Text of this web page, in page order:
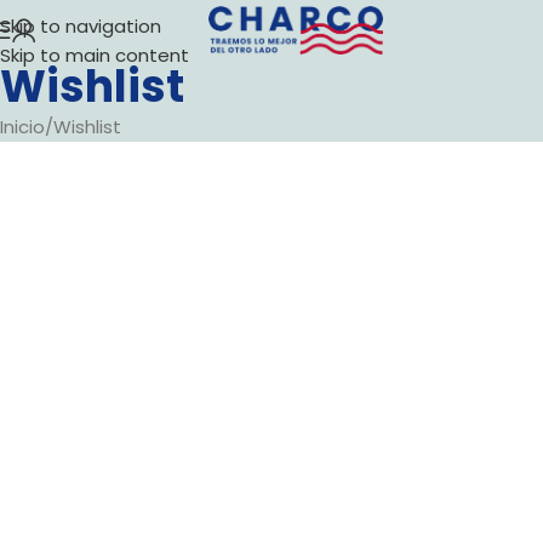
Skip to navigation
Skip to main content
Wishlist
Inicio Wishlist